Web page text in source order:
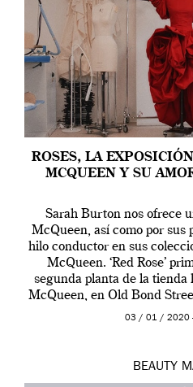
ROSES, LA
MCQUEEN Y SU
Sarah Burton nos ofrece
McQueen, así como por sus
hilo conductor en sus
McQueen. ‘Red Rose’
segunda planta de la
McQueen, en Old Bond
de 2019 hasta
03 / 01 /
BEAUTY